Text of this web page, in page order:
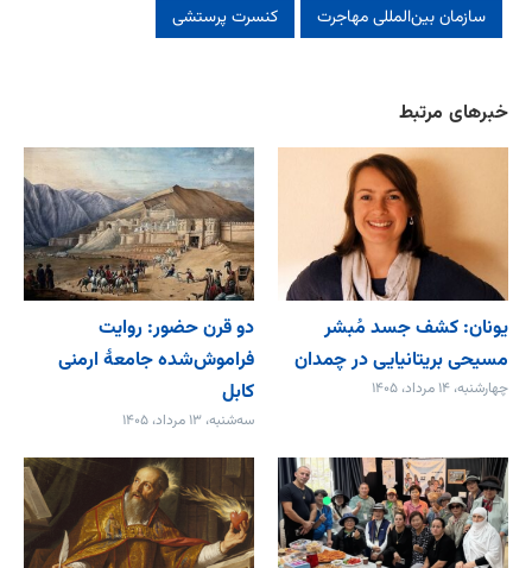
سازمان بین‌المللی مهاجرت
کنسرت پرستشی
خبرهای مرتبط
یونان: کشف جسد مُبشر
مسیحی بریتانیایی در چمدان
چهارشنبه، ۱۴ مرداد، ۱۴۰۵
دو قرن حضور: روایت
فراموش‌شده جامعۀ ارمنی
کابل
سه‌شنبه، ۱۳ مرداد، ۱۴۰۵